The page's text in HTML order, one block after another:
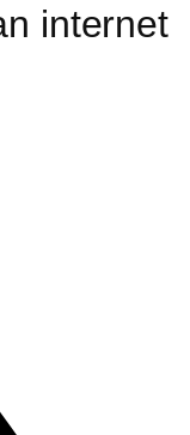
internet